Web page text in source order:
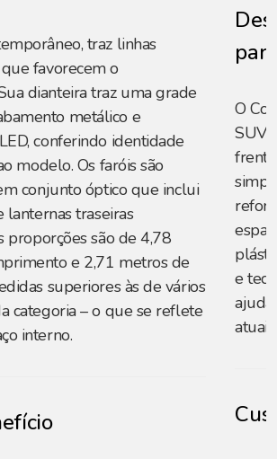
traz linhas
favorecem o
dianteira traz uma grade
metálico e
conferindo identidade
modelo. Os faróis são
conjunto óptico que inclui
lanternas traseiras
proporções são de 4,78
e 2,71 metros de
superiores às de vários
categoria – o que se reflete
interno.
O
e
ajuda
atuais.